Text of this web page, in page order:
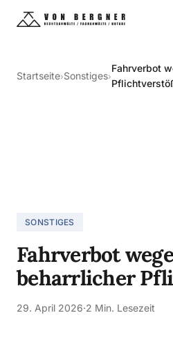
Startseite›Sonstiges›
Fahrverbot
SONSTIGES
Fahrverbot
beharrlicher
29. April 2026·2 Min. Lesezeit